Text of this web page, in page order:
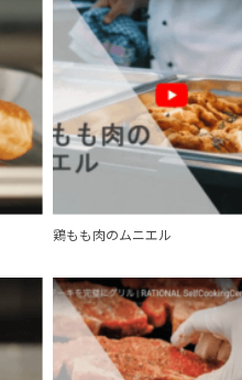
鶏もも肉のムニエル